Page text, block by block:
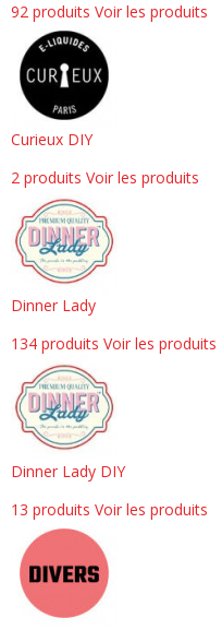
92 produits Voir les produits
Curieux DIY
2 produits Voir les produits
Dinner Lady
134 produits Voir les produits
Dinner Lady DIY
13 produits Voir les produits